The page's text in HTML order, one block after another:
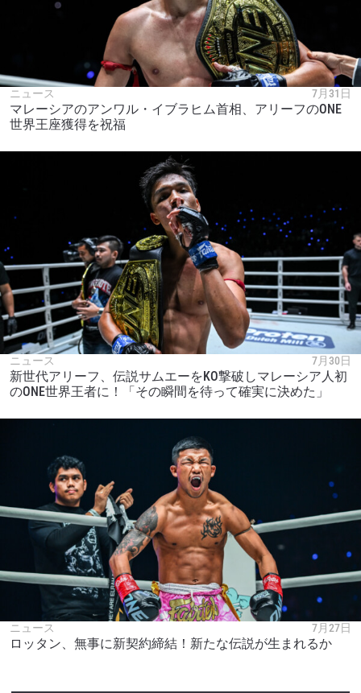
ニュース 7月31日
マレーシアのアンワル・イブラヒム首相、アリーフのONE
世界王座獲得を祝福
ニュース 7月30日
新世代アリーフ、伝説サムエーをKO撃破しマレーシア人初
のONE世界王者に！「その瞬間を待って確実に決めた」
ニュース 7月27日
ロッタン、無事に新契約締結！新たな伝説が生まれるか